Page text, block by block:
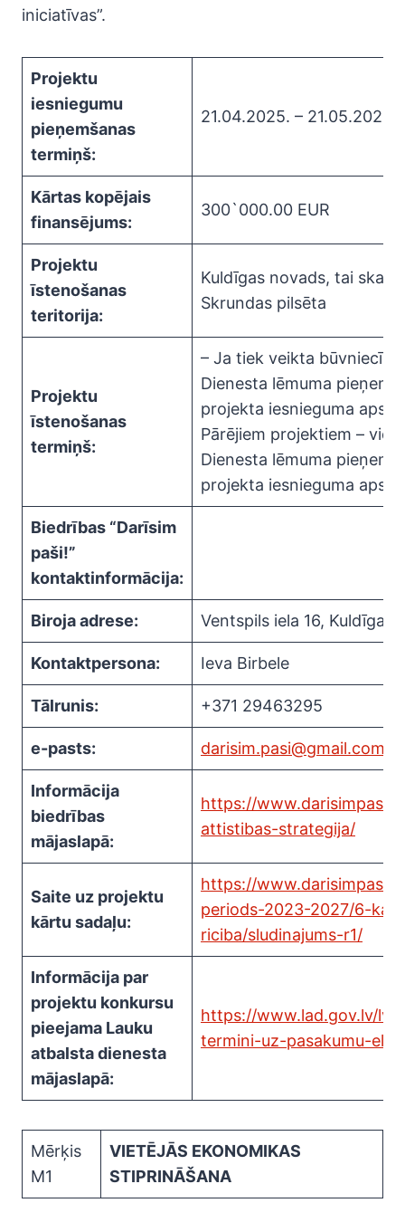
iniciatīvas”.
Projektu
iesniegumu
pieņemšanas
termiņš:
21.04.2025. – 21.05.2025.
Kārtas kopējais
finansējums:
300`000.00 EUR
Projektu
īstenošanas
teritorija:
Kuldīgas novads, tai
Skrundas pilsēta
Projektu
īstenošanas
termiņš:
– Ja tiek veikta
Dienesta lēmuma
projekta iesnieguma
Pārējiem projektiem –
Dienesta lēmuma
projekta iesnieguma
Biedrības “Darīsim
paši!”
kontaktinformācija:
Biroja adrese: Ventspils iela 16, Kuldīga
Kontaktpersona: Ieva Birbele
Tālrunis: +371 29463295
e-pasts: darisim.pasi@gmail.com
Informācija
biedrības
mājaslapā:
https://
attistibas-strategija/
Saite uz projektu
kārtu sadaļu:
https://
periods-2023-2027/6-
riciba/sludinajums-r1/
Informācija par
projektu konkursu
pieejama Lauku
atbalsta dienesta
mājaslapā:
https://www.lad.gov.lv/lv/
termini-uz-pasakumu-
Mērķis
M1
VIETĒJĀS EKONOMIKAS
STIPRINĀŠANA